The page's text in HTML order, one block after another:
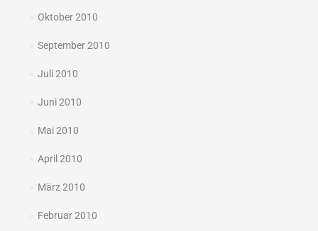
Oktober 2010
September 2010
Juli 2010
Juni 2010
Mai 2010
April 2010
März 2010
Februar 2010